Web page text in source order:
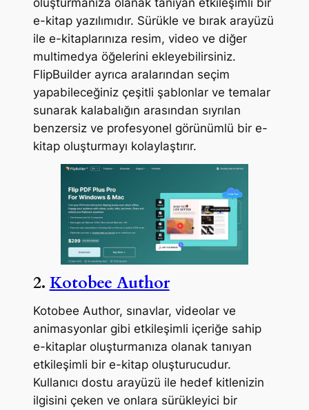
e-kitap yazılımıdır. Sürükle ve bırak arayüzü
ile e-kitaplarınıza resim, video ve diğer
multimedya öğelerini ekleyebilirsiniz.
FlipBuilder ayrıca aralarından seçim
yapabileceğiniz çeşitli şablonlar ve temalar
sunarak kalabalığın arasından sıyrılan
benzersiz ve profesyonel görünümlü bir e-
kitap oluşturmayı kolaylaştırır.
2. Kotobee Author
Kotobee Author, sınavlar, videolar ve
animasyonlar gibi etkileşimli içeriğe sahip
e-kitaplar oluşturmanıza olanak tanıyan
etkileşimli bir e-kitap oluşturucudur.
Kullanıcı dostu arayüzü ile hedef kitlenizin
ilgisini çeken ve onlara sürükleyici bir